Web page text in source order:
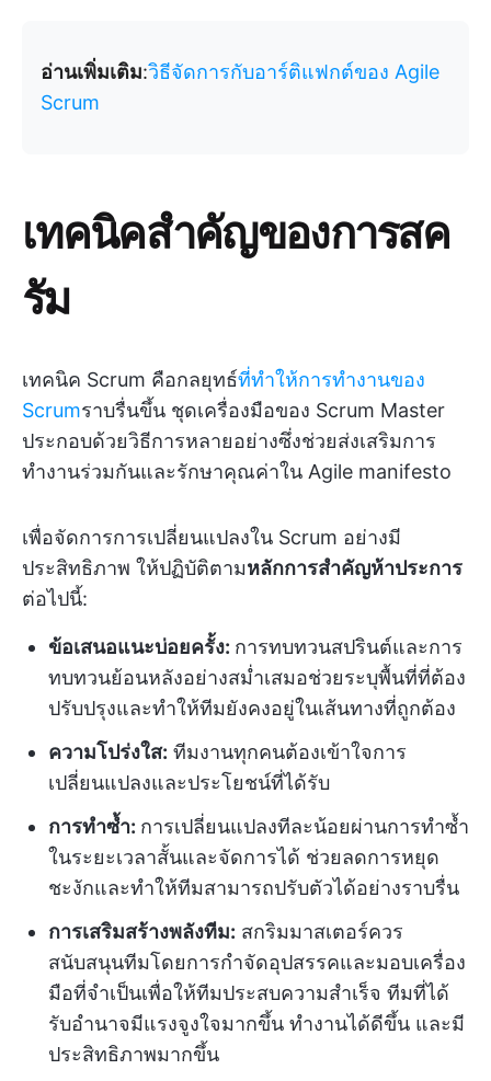
อ่านเพิ่มเติม:วิธีจัดการกับอาร์ติแฟกต์ของ Agile
Scrum
เทคนิคสำคัญของการสค
รัม
เทคนิค Scrum คือกลยุทธ์ที่ทำให้การทำงานของ
Scrumราบรื่นขึ้น ชุดเครื่องมือของ Scrum Master
ประกอบด้วยวิธีการหลายอย่างซึ่งช่วยส่งเสริมการ
ทำงานร่วมกันและรักษาคุณค่าใน Agile manifesto
เพื่อจัดการการเปลี่ยนแปลงใน Scrum อย่างมี
ประสิทธิภาพ ให้ปฏิบัติตามหลักการสำคัญห้าประการ
ต่อไปนี้:
ข้อเสนอแนะบ่อยครั้ง: การทบทวนสปรินต์และการ
ทบทวนย้อนหลังอย่างสม่ำเสมอช่วยระบุพื้นที่ที่ต้อง
ปรับปรุงและทำให้ทีมยังคงอยู่ในเส้นทางที่ถูกต้อง
ความโปร่งใส: ทีมงานทุกคนต้องเข้าใจการ
เปลี่ยนแปลงและประโยชน์ที่ได้รับ
การทำซ้ำ: การเปลี่ยนแปลงทีละน้อยผ่านการทำซ้ำ
ในระยะเวลาสั้นและจัดการได้ ช่วยลดการหยุด
ชะงักและทำให้ทีมสามารถปรับตัวได้อย่างราบรื่น
การเสริมสร้างพลังทีม: สกริมมาสเตอร์ควร
สนับสนุนทีมโดยการกำจัดอุปสรรคและมอบเครื่อง
มือที่จำเป็นเพื่อให้ทีมประสบความสำเร็จ ทีมที่ได้
รับอำนาจมีแรงจูงใจมากขึ้น ทำงานได้ดีขึ้น และมี
ประสิทธิภาพมากขึ้น